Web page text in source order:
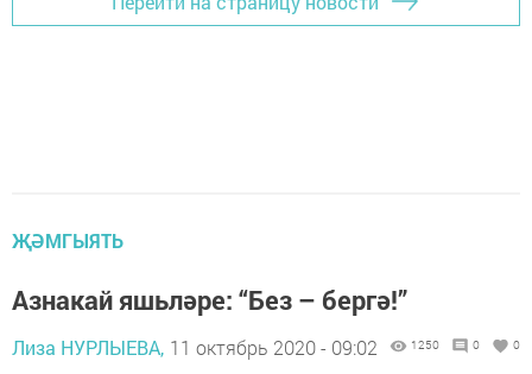
ҖӘМГЫЯТЬ
Азнакай яшьләре: “Без – бергә!”
Лиза НУРЛЫЕВА, 11 октябрь 2020 - 09:02 1250 0 0